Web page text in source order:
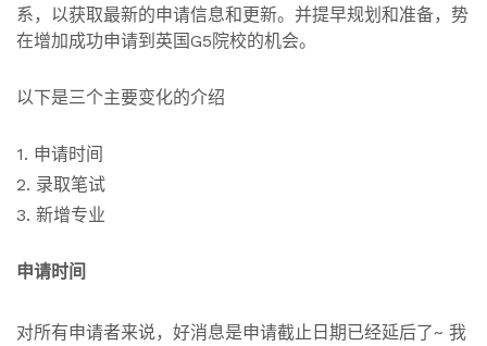
系，以获取最新的申请信息和更新。并提早规划和准备，势
在增加成功申请到英国G5院校的机会。
以下是三个主要变化的介绍
1. 申请时间
2. 录取笔试
3. 新增专业
申请时间
对所有申请者来说，好消息是申请截止日期已经延后了~ 我